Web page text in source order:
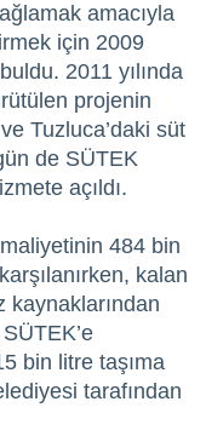
amacıyla
için 2009
2011 yılında
projenin
Tuzluca’daki süt
de SÜTEK
açıldı.
484 bin
kalan
kaynaklarından
bin litre taşıma
tarafından